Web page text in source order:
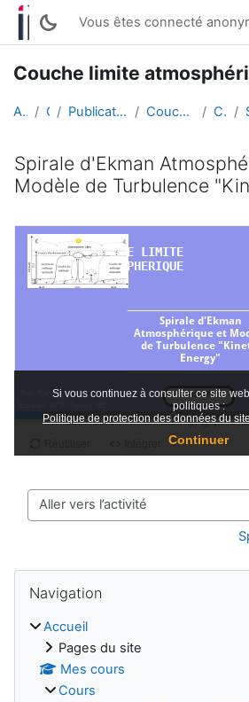
Passer au contenu principal
Vous êtes connecté
Couche limite
Accueil Cours Publication de travaux d'étudiant·es Couche limite atmosphérique CLAT 2022
Spirale d'Ekman
Modèle de Turbulence
Aller vers l’activité
Blocs
Navigation
Accueil
Pages du site
Mes cours
Cours